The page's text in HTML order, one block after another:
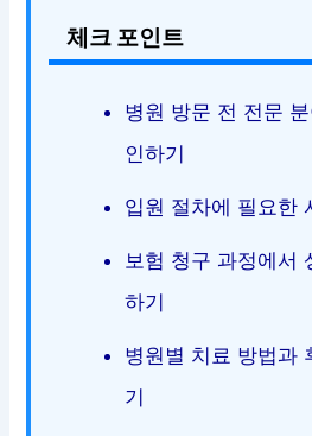
체크 포인트
병원 방문 전 전문
인하기
입원 절차에 필요한
보험 청구 과정에서
하기
병원별 치료 방법과
기